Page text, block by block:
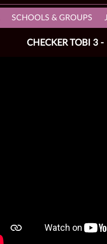
SCHOOLS & GROUPS
CHECKER TOBI 3 -